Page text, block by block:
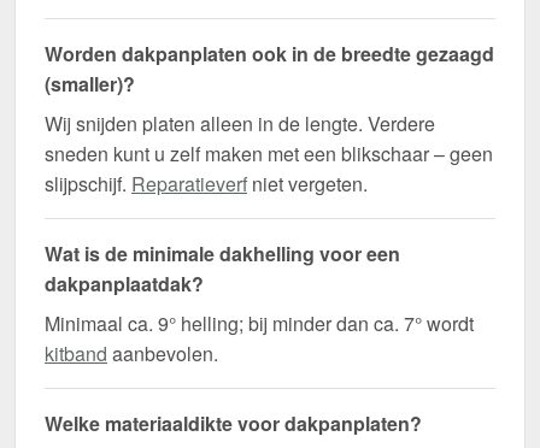
Worden dakpanplaten ook in de breedte gezaagd
(smaller)?
Wij snijden platen alleen in de lengte. Verdere
sneden kunt u zelf maken met een blikschaar – geen
slijpschijf. Reparatieverf niet vergeten.
Wat is de minimale dakhelling voor een
dakpanplaatdak?
Minimaal ca. 9° helling; bij minder dan ca. 7° wordt
kitband aanbevolen.
Welke materiaaldikte voor dakpanplaten?